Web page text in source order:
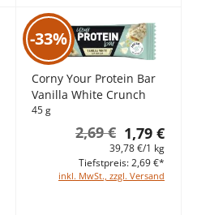
-33%
Corny Your Protein Bar
Vanilla White Crunch
45 g
1,79 €
2,69 €
39,78 €/1 kg
inkl. MwSt., zzgl. Versand
Tiefstpreis: 2,69 €*